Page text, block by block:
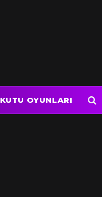
KUTU OYUNLARI